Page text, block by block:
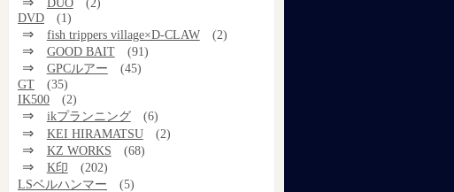
DVD
(1)
⇒ fish trippers village×D-CLAW (2)
⇒ GOOD BAIT (91)
⇒ GPCルアー
(45)
GT
(35)
IK500
(2)
⇒ ikプランニング (6)
⇒ KEI HIRAMATSU (2)
⇒ KZ WORKS (68)
⇒ K印
(202)
LSベルハンマー
(5)